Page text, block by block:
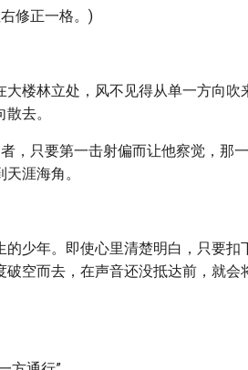
修正一格。)
楼林立处，风不见得从单一方向吹
去。
，只要第一击射偏而让他察觉，那
涯海角。
少年。即使心里清楚明白，只要扣
空而去，在声音还没抵达前，就会